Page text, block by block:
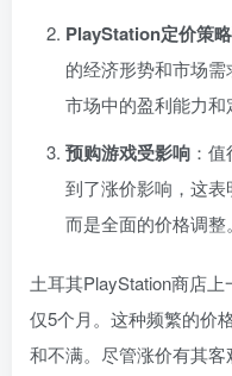
PlayStation定价策
的经济形势和市场
市场中的盈利能力和
预购游戏受影响 ：
到了涨价影响，这表
而是全面的价格调整。
土耳其PlayStation商店
仅5个月。这种频繁的价
和不满。尽管涨价有其